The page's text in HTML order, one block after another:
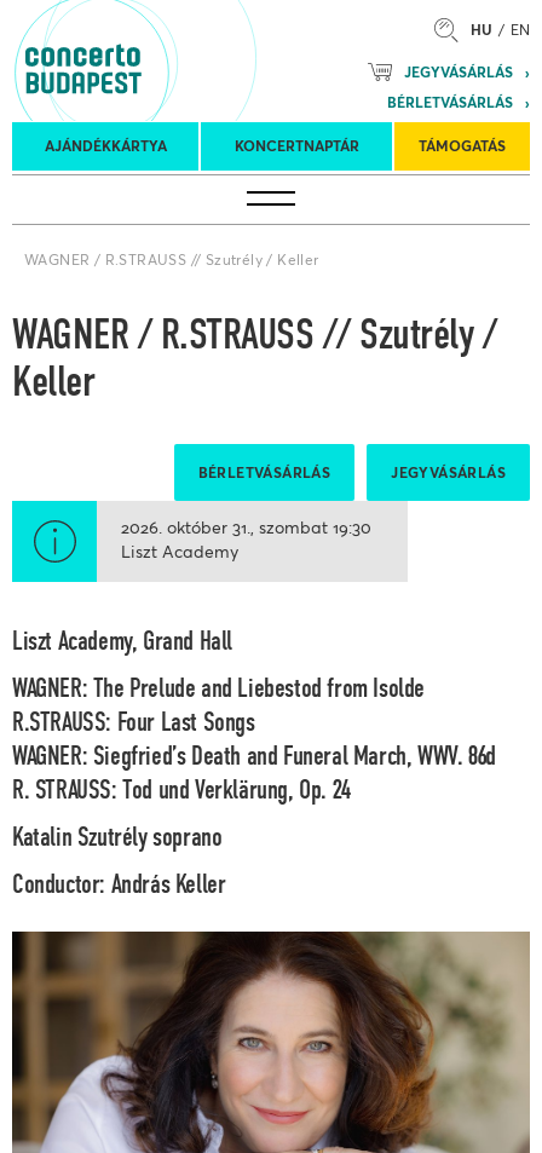
HU EN
JEGYVÁSÁRLÁS
BÉRLETVÁSÁRLÁS
AJÁNDÉKKÁRTYA KONCERTNAPTÁR TÁMOGATÁS
Koncertnaptár
turnék
Kulturális
Program
Felkéréses
koncertek
WAGNER / R.STRAUSS // Szutrély / Keller
WAGNER / R.STRAUSS // Szutrély /
Keller
JEGYVÁSÁRLÁS
BÉRLETVÁSÁRLÁS
2026. október 31. szombat 19:30
Liszt Academy
Liszt Academy, Grand Hall
WAGNER: The Prelude and Liebestod from Isolde
R.STRAUSS: Four Last Songs
WAGNER: Siegfried’s Death and Funeral March, WWV. 86d
R. STRAUSS: Tod und Verklärung, Op. 24
Katalin Szutrélysoprano
Conductor: András Keller